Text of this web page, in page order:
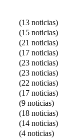
(13 noticias)
(15 noticias)
(21 noticias)
(17 noticias)
(23 noticias)
(23 noticias)
(22 noticias)
(17 noticias)
(9 noticias)
(18 noticias)
(14 noticias)
(4 noticias)